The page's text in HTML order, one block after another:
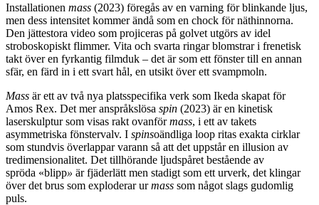
Installationen mass (2023) föregås av en varning för blinkande ljus,
men dess intensitet kommer ändå som en chock för näthinnorna.
Den jättestora video som projiceras på golvet utgörs av idel
stroboskopiskt flimmer. Vita och svarta ringar blomstrar i frenetisk
takt över en fyrkantig filmduk – det är som ett fönster till en annan
sfär, en färd in i ett svart hål, en utsikt över ett svampmoln.
Mass är ett av två nya platsspecifika verk som Ikeda skapat för
Amos Rex. Det mer anspråkslösa spin (2023) är en kinetisk
laserskulptur som visas rakt ovanförmass, i ett av takets
asymmetriska fönstervalv. I spinsoändliga loop ritas exakta cirklar
som stundvis överlappar varann så att det uppstår en illusion av
tredimensionalitet. Det tillhörande ljudspåret bestående av
spröda «blipp» är fjäderlätt men stadigt som ett urverk, det klingar
över det brus som exploderar urmass som något slags gudomlig
puls.